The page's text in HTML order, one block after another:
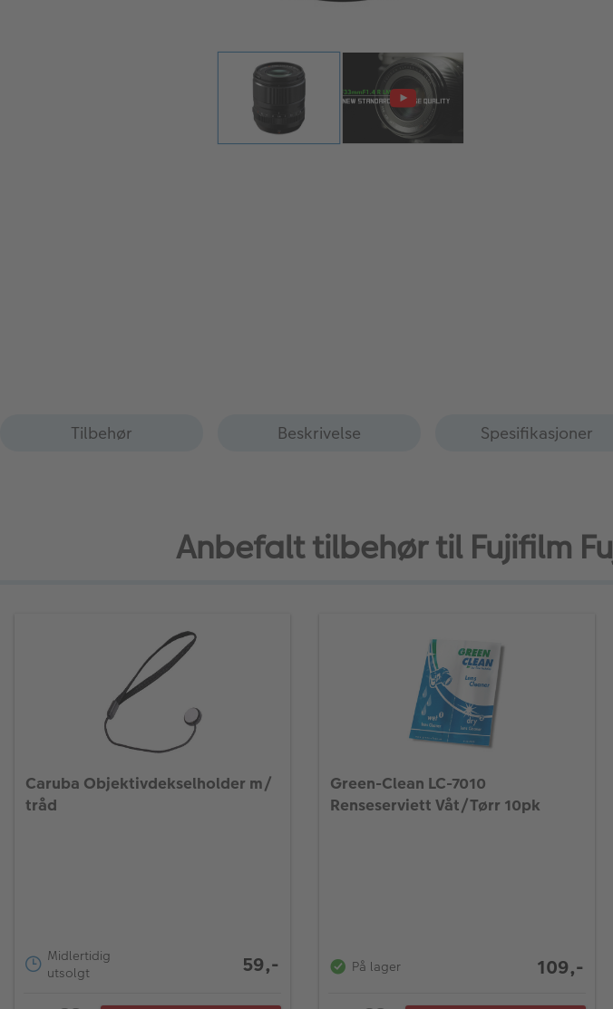
Tilbehør Beskrivelse Spesifikasjoner
Anbefalt tilbehør til Fujifilm
Caruba Objektivdekselholder m/
tråd
Midlertidig
utsolgt
59,-
Green-Clean LC-7010
Renseserviett Våt/Tørr 10pk
På lager 109,-